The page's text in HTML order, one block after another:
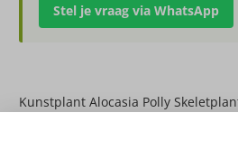
Stel je vraag via WhatsApp
Kunstplant Alocasia Polly